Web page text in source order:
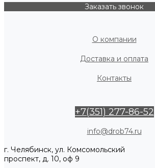
Заказать звонок
О компании
Доставка и оплата
Контакты
+7(351) 277-86-52
info@drob74.ru
г. Челябинск, ул. Комсомольский
проспект, д. 10, оф 9